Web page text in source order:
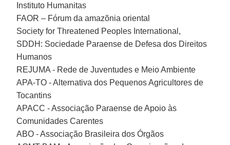
Instituto Humanitas
FAOR – Fórum da amazõnia oriental
Society for Threatened Peoples International,
SDDH: Sociedade Paraense de Defesa dos Direitos
Humanos
REJUMA - Rede de Juventudes e Meio Ambiente
APA-TO - Alternativa dos Pequenos Agricultores de
Tocantins
APACC - Associação Paraense de Apoio às
Comunidades Carentes
ABO - Associação Brasileira dos Órgãos